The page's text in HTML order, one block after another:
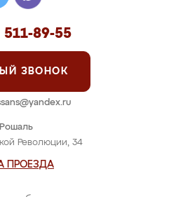
Рошаль
Революции, 34
ПРОЕЗДА
511-89-55
ЗВОНОК